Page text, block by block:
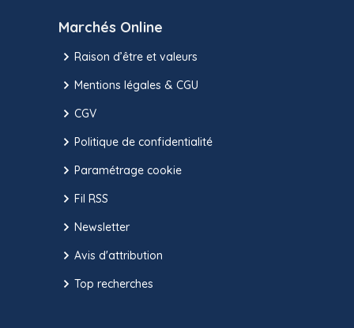
Marchés Online
Raison d’être et valeurs
Mentions légales & CGU
CGV
Politique de confidentialité
Paramétrage cookie
Fil RSS
Newsletter
Avis d'attribution
Top recherches